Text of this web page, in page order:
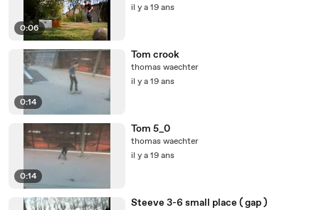
0:06
il y a 19 ans
0:14
Tom crook
thomas waechter
il y a 19 ans
0:14
Tom 5_0
thomas waechter
il y a 19 ans
Steeve 3-6 small place ( gap )